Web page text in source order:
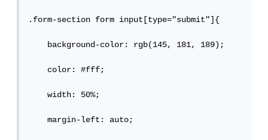
.form-section form input[type="submit"]{
background-color: rgb(145, 181, 189);
color: #fff;
width: 50%;
margin-left: auto;